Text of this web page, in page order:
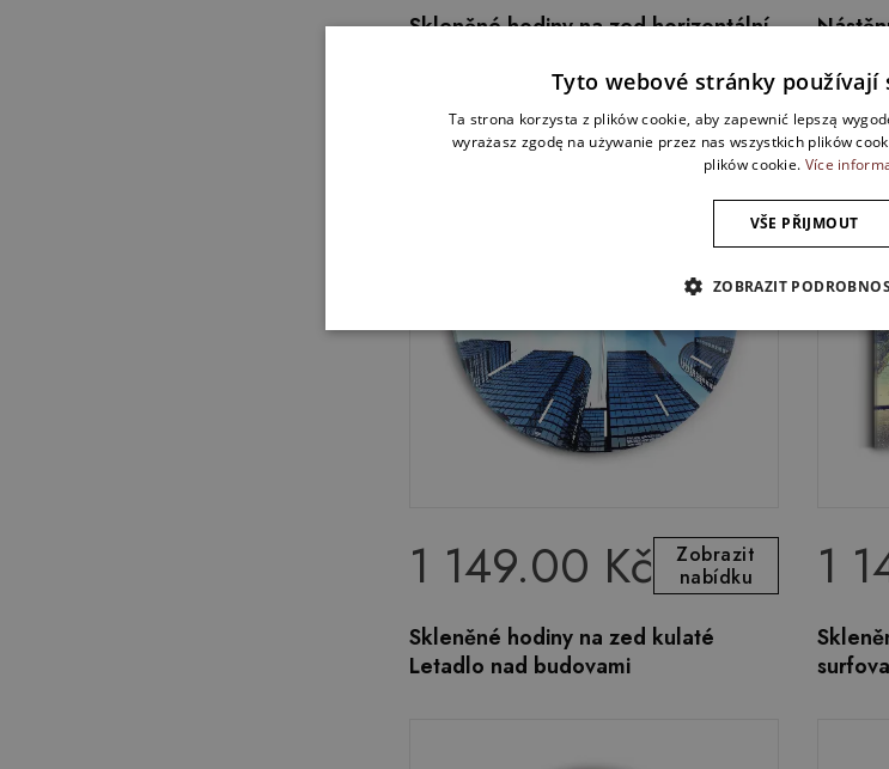
Skleněné hodiny na zed horizontální
1 149.00 Kč
Zobrazit
nabídku
Skleněné hodiny na zed kulaté
Letadlo nad budovami
1
Tyto webové stránky používají
Ta strona korzysta z plików cookie, aby zapewnić lepszą
wyrażasz zgodę na używanie przez nas wszystkich plików
plików cookie. Více
VŠE PŘIJMOUT
ZOBRAZIT